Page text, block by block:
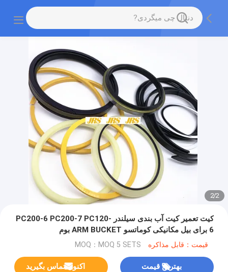
2
/
2
کیت تعمیر کیت آب بندی سیلندر PC200-6 PC200-7 PC120-
6 برای بیل مکانیکی کوماتسو ARM BUCKET بوم
قیمت：قابل مذاکره MOQ：MOQ 5 SETS
بهترین قیمت اکنون تماس بگیرید